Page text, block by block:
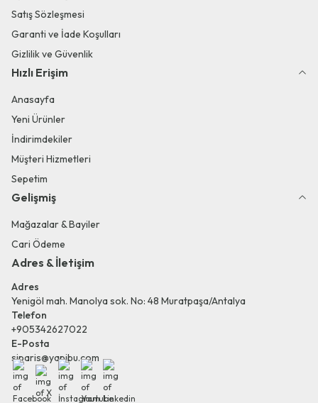
Satış Sözleşmesi
Garanti ve İade Koşulları
Gizlilik ve Güvenlik
Hızlı Erişim
Anasayfa
Yeni Ürünler
İndirimdekiler
Müşteri Hizmetleri
Sepetim
Gelişmiş
Mağazalar & Bayiler
Cari Ödeme
Adres & İletişim
Adres
Yenigöl mah. Manolya sok. No: 48 Muratpaşa/Antalya
Telefon
+905342627022
E-Posta
siparis@yapibu.com
Facebook
X İnstagram
Youtube